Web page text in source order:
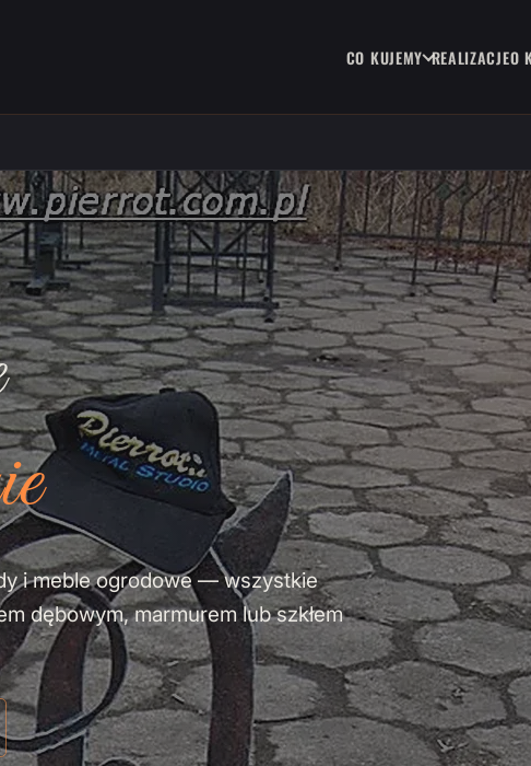
CO KUJEMY REALIZACJEO
i meble ogrodowe — wszystkie
dębowym, marmurem lub szkłem